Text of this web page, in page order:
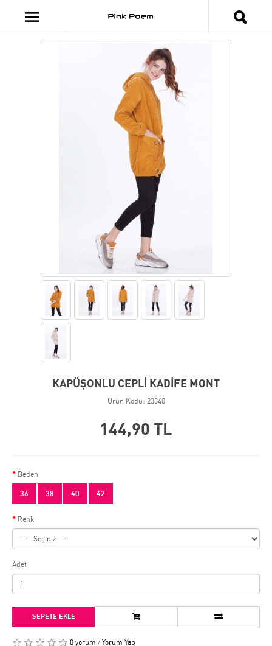
KAPÜŞONLU CEPLİ KADİFE MONT
Ürün Kodu: 23340
144,90 TL
Beden
36 38 40 42
Renk
Adet
SEPETE EKLE
0 yorum / Yorum Yap